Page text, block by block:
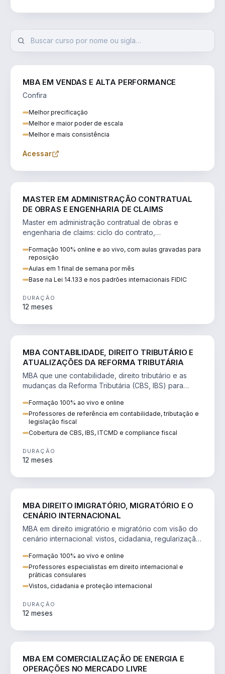
MBA EM VENDAS E ALTA PERFORMANCE
Confira
Melhor precificação
Melhor e maior poder de escala
Melhor e mais consistência
Acessar
MASTER EM ADMINISTRAÇÃO CONTRATUAL
DE OBRAS E ENGENHARIA DE CLAIMS
Master em administração contratual de obras e
engenharia de claims: ciclo do contrato,
Formação 100% online e ao vivo, com aulas gravadas para
reposição
Aulas em 1 final de semana por mês
Base na Lei 14.133 e nos padrões internacionais FIDIC
DURAÇÃO
12 meses
MBA CONTABILIDADE, DIREITO TRIBUTÁRIO E
ATUALIZAÇÕES DA REFORMA TRIBUTÁRIA
MBA que une contabilidade, direito tributário e as
mudanças da Reforma Tributária (CBS, IBS) para
Formação 100% ao vivo e online
Professores de referência em contabilidade, tributação e
legislação fiscal
Cobertura de CBS, IBS, ITCMD e compliance fiscal
DURAÇÃO
12 meses
MBA DIREITO IMIGRATÓRIO, MIGRATÓRIO E O
CENÁRIO INTERNACIONAL
MBA em direito imigratório e migratório com visão do
cenário internacional: vistos, cidadania, regularização
Formação 100% ao vivo e online
Professores especialistas em direito internacional e
práticas consulares
Vistos, cidadania e proteção internacional
DURAÇÃO
12 meses
MBA EM COMERCIALIZAÇÃO DE ENERGIA E
OPERAÇÕES NO MERCADO LIVRE